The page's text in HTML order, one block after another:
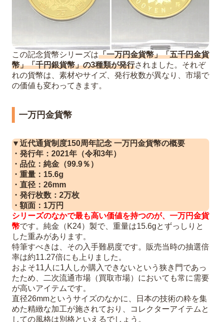
この記念貨幣シリーズは「一万円金貨幣」「五千円金貨
幣」「千円銀貨幣」の3種類が発行されました。それぞ
れの貨幣は、素材やサイズ、発行枚数が異なり、市場で
の価値も変わってきます。
一万円金貨幣
▼近代通貨制度150周年記念 一万円金貨幣の概要
・発行年：2021年（令和3年）
・品位：純金（99.9％）
・重量：15.6g
・直径：26mm
・発行枚数：2万枚
・額面：1万円
シリーズのなかで最も高い価値を持つのが、一万円金貨
幣です。純金（K24）製で、重量は15.6gとずっしりと
した重みがあります。
特筆すべきは、その入手難易度です。販売当時の抽選倍
率は約11.27倍にも上りました。
およそ11人に1人しか購入できないという狭き門であっ
たため、二次流通市場（買取市場）においても常に需要
が高いアイテムです。
直径26mmというサイズのなかに、日本の技術の粋を集
めた精緻な加工が施されており、コレクターアイテムと
しての風格は別格といえるでしょう。